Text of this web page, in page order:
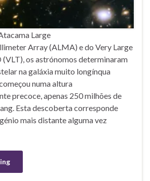
Large
Array (ALMA) e do Very Large
(VLT), os astrónomos determinaram
na galáxia muito longínqua
numa altura
precoce, apenas 250 milhões de
Esta descoberta corresponde
mais distante alguma vez